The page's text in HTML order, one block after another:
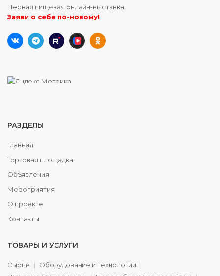
Первая пищевая онлайн-выставка
Заяви о себе по-новому!
РАЗДЕЛЫ
Главная
Торговая площадка
Объявления
Мероприятия
О проекте
Контакты
ТОВАРЫ И УСЛУГИ
Сырье
Оборудование и технологии